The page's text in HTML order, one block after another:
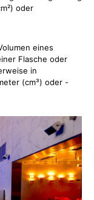
oder
eines
Flasche oder
in
(cm³) oder -